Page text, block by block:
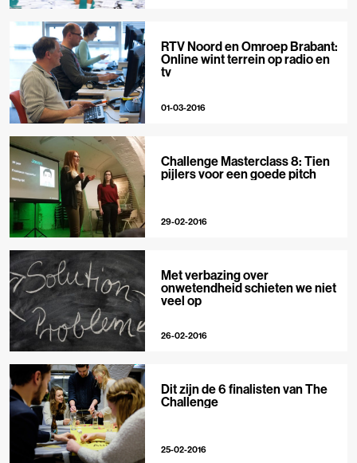
RTV Noord en Omroep Brabant:
Online wint terrein op radio en
tv
01-03-2016
Challenge Masterclass 8: Tien
pijlers voor een goede pitch
29-02-2016
Met verbazing over
onwetendheid schieten we niet
veel op
26-02-2016
Dit zijn de 6 finalisten van The
Challenge
25-02-2016